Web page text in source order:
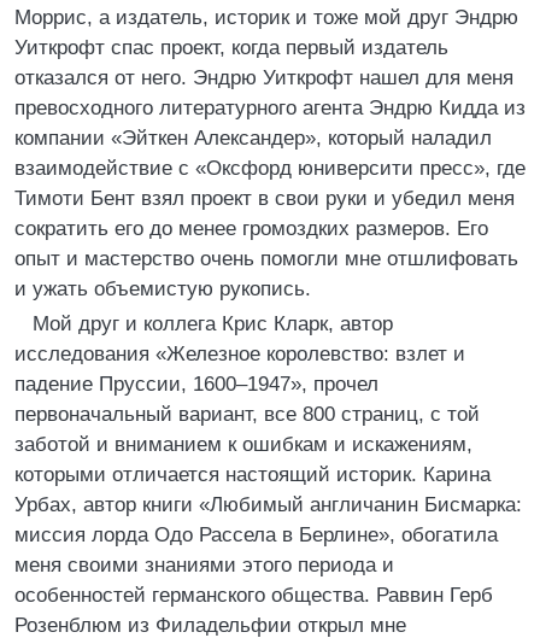
Моррис, а издатель, историк и тоже мой друг Эндрю
Уиткрофт спас проект, когда первый издатель
отказался от него. Эндрю Уиткрофт нашел для меня
превосходного литературного агента Эндрю Кидда из
компании «Эйткен Александер», который наладил
взаимодействие с «Оксфорд юниверсити пресс», где
Тимоти Бент взял проект в свои руки и убедил меня
сократить его до менее громоздких размеров. Его
опыт и мастерство очень помогли мне отшлифовать
и ужать объемистую рукопись.
Мой друг и коллега Крис Кларк, автор
исследования «Железное королевство: взлет и
падение Пруссии, 1600–1947», прочел
первоначальный вариант, все 800 страниц, с той
заботой и вниманием к ошибкам и искажениям,
которыми отличается настоящий историк. Карина
Урбах, автор книги «Любимый англичанин Бисмарка:
миссия лорда Одо Рассела в Берлине», обогатила
меня своими знаниями этого периода и
особенностей германского общества. Раввин Герб
Розенблюм из Филадельфии открыл мне